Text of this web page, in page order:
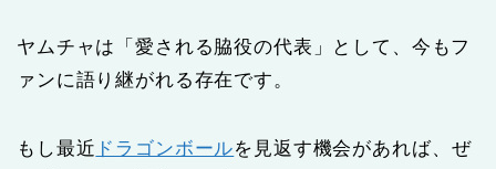
ヤムチャは「愛される脇役の代表」として、今もフ
ァンに語り継がれる存在です。
もし最近 ドラゴンボールを見返す機会があれば、ぜ